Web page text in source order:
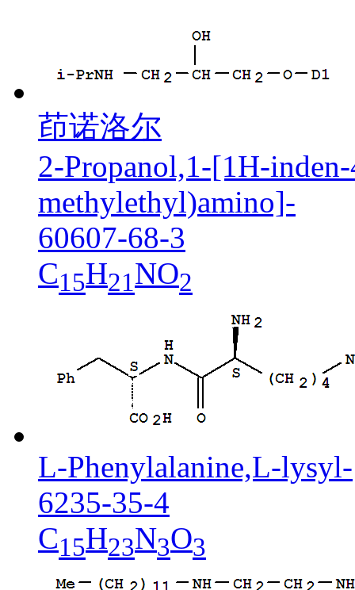
茚诺洛尔
2-Propanol,1-[1H-
methylethyl)amino]-
60607-68-3
C15H21NO2
L-Phenylalanine,L-lysyl-
6235-35-4
C15H23N3O3